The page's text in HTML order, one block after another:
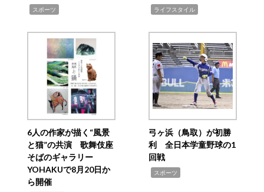
スポーツ ライフスタイル
6人の作家が描く“風景
と猫”の共演 歌舞伎座
そばのギャラリー
YOHAKUで8月20日か
ら開催
弓ヶ浜（鳥取）が初勝
利 全日本学童野球の1
回戦
スポーツ